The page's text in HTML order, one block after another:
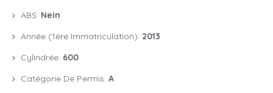
ABS: Nein
Année (1ère Immatriculation): 2013
Cylindrée: 600
Catégorie De Permis: A